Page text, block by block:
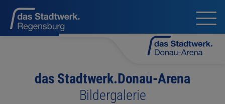
das Stadtwerk.Donau-Arena
Bildergalerie